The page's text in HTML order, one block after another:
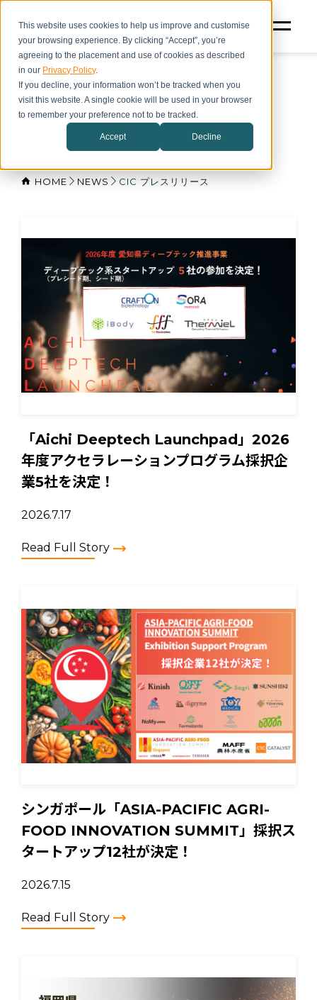
This website uses cookies to help us improve and customise
your browsing experience. By clicking “Accept”, you’re
agreeing to the placement and use of cookies as described
in our Privacy Policy.
If you decline, your information won’t be tracked when you
visit this website. A single cookie will be used in your browser
to remember your preference not to be tracked.
Accept Decline
CIC プレスリリース
HOME NEWS CIC プレスリリース
「Aichi Deeptech Launchpad」2026
年度アクセラレーションプログラム採択企
業5社を決定！
2026.7.17
Read Full Story
シンガポール「ASIA-PACIFIC AGRI-
FOOD INNOVATION SUMMIT」採択ス
タートアップ12社が決定！
2026.7.15
Read Full Story